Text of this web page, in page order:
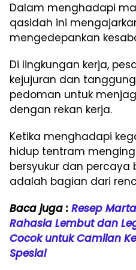
Dalam menghadapi
qasidah ini
mengedepankan
Di lingkungan kerja,
kejujuran dan
pedoman untuk
dengan rekan kerja.
Ketika menghadapi
hidup tentram
bersyukur dan percaya
adalah bagian dari
Baca juga : Resep
Rahasia Lembut dan
Cocok untuk Camilan
Spesial